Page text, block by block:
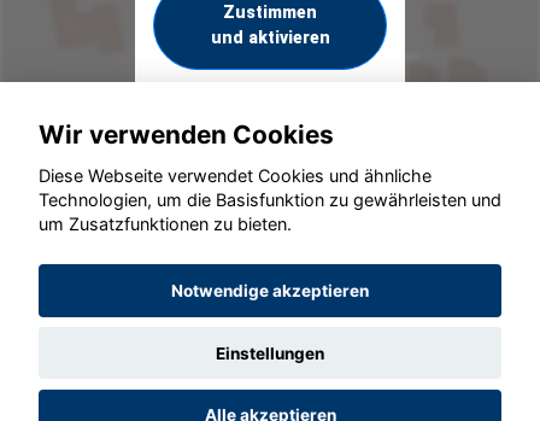
Zustimmen
und aktivieren
© konjunkturmotor.de GmbH 2020 - 2026
Wir verwenden Cookies
Diese Webseite verwendet Cookies und ähnliche
Technologien, um die Basisfunktion zu gewährleisten und
um Zusatzfunktionen zu bieten.
Notwendige akzeptieren
Einstellungen
Alle akzeptieren